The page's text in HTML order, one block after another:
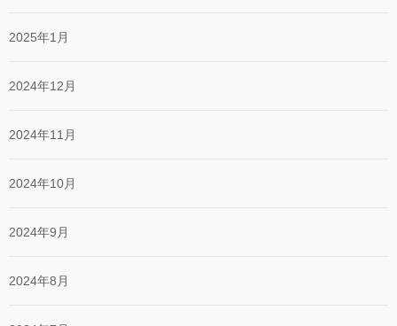
2025年1月
2024年12月
2024年11月
2024年10月
2024年9月
2024年8月